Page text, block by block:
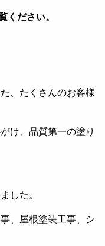
ください。
、たくさんのお客様
け、品質第一の塗り
した。
、屋根塗装工事、シ